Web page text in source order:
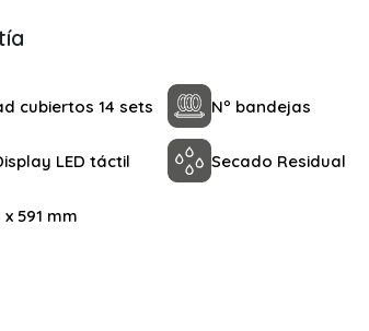
cubiertos 14 sets Nº bandejas
LED táctil Secado Residual
x 591 mm